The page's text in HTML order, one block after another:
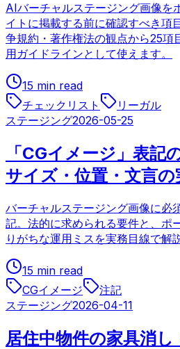
AIバーチャルステージング画像を
イトに掲載する前に確認すべき項
争規約・著作権法の観点から25項
用ガイドラインとして使えます。
15 min read
チェックリスト
リーガル
ステージング2026-05-25
「CGイメージ」表記
サイズ・位置・文言の
バーチャルステージング画像に必
記。法的に求められる要件と、ポ
りがちな運用ミスを実務目線で解
15 min read
CGイメージ
注記
ステージング2026-04-11
居住中物件の家具消